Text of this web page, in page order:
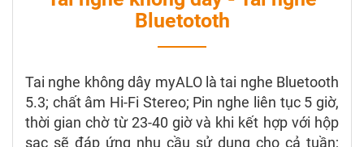
Bluetototh
Tai nghe không dây myALO là tai nghe Bluetooth
5.3; chất âm Hi-Fi Stereo; Pin nghe liên tục 5 giờ,
thời gian chờ từ 23-40 giờ và khi kết hợp với hộp
sạc sẽ đáp ứng nhu cầu sử dụng cho cả tuần;